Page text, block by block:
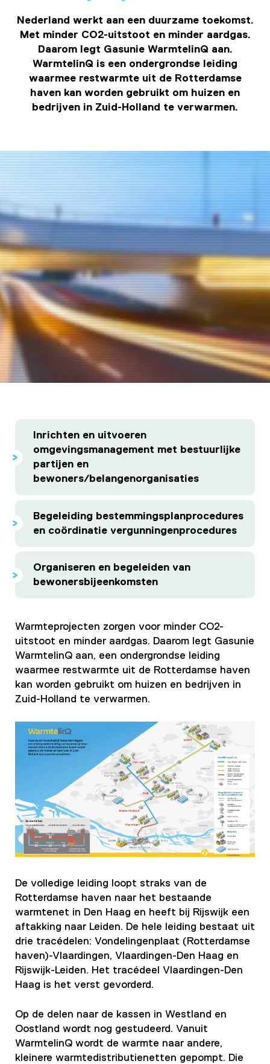
Nederland werkt aan een duurzame toekomst.
Met minder CO2-uitstoot en minder aardgas.
Daarom legt Gasunie WarmtelinQ aan.
WarmtelinQ is een ondergrondse leiding
waarmee restwarmte uit de Rotterdamse
haven kan worden gebruikt om huizen en
bedrijven in Zuid-Holland te verwarmen.
Inrichten en uitvoeren
omgevingsmanagement met bestuurlijke
partijen en
bewoners/belangenorganisaties
Begeleiding bestemmingsplanprocedures
en coördinatie vergunningenprocedures
Organiseren en begeleiden van
bewonersbijeenkomsten
Warmteprojecten zorgen voor minder CO2-
uitstoot en minder aardgas. Daarom legt Gasunie
WarmtelinQ aan, een ondergrondse leiding
waarmee restwarmte uit de Rotterdamse haven
kan worden gebruikt om huizen en bedrijven in
Zuid-Holland te verwarmen.
De volledige leiding loopt straks van de
Rotterdamse haven naar het bestaande
warmtenet in Den Haag en heeft bij Rijswijk een
aftakking naar Leiden. De hele leiding bestaat uit
drie tracédelen: Vondelingenplaat (Rotterdamse
haven)-Vlaardingen, Vlaardingen-Den Haag en
Rijswijk-Leiden. Het tracédeel Vlaardingen-Den
Haag is het verst gevorderd.
Op de delen naar de kassen in Westland en
Oostland wordt nog gestudeerd. Vanuit
WarmtelinQ wordt de warmte naar andere,
kleinere warmtedistributienetten gepompt. Die